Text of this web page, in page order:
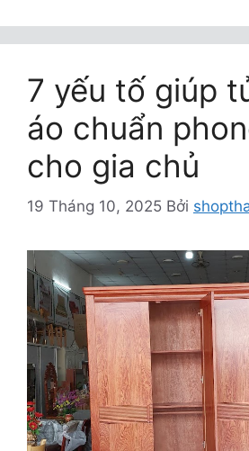
7 yếu tố giúp
áo chuẩn
cho gia chủ
19 Tháng 10, 2025 Bởi